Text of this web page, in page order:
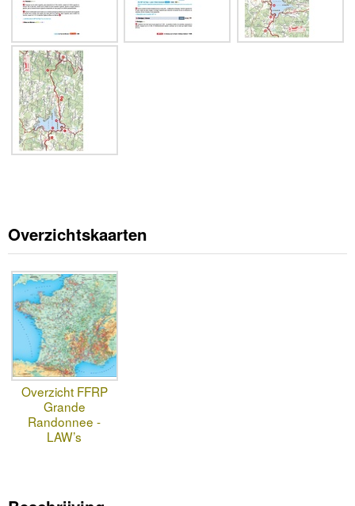
Overzichtskaarten
Overzicht FFRP
Grande
Randonnee -
LAW’s